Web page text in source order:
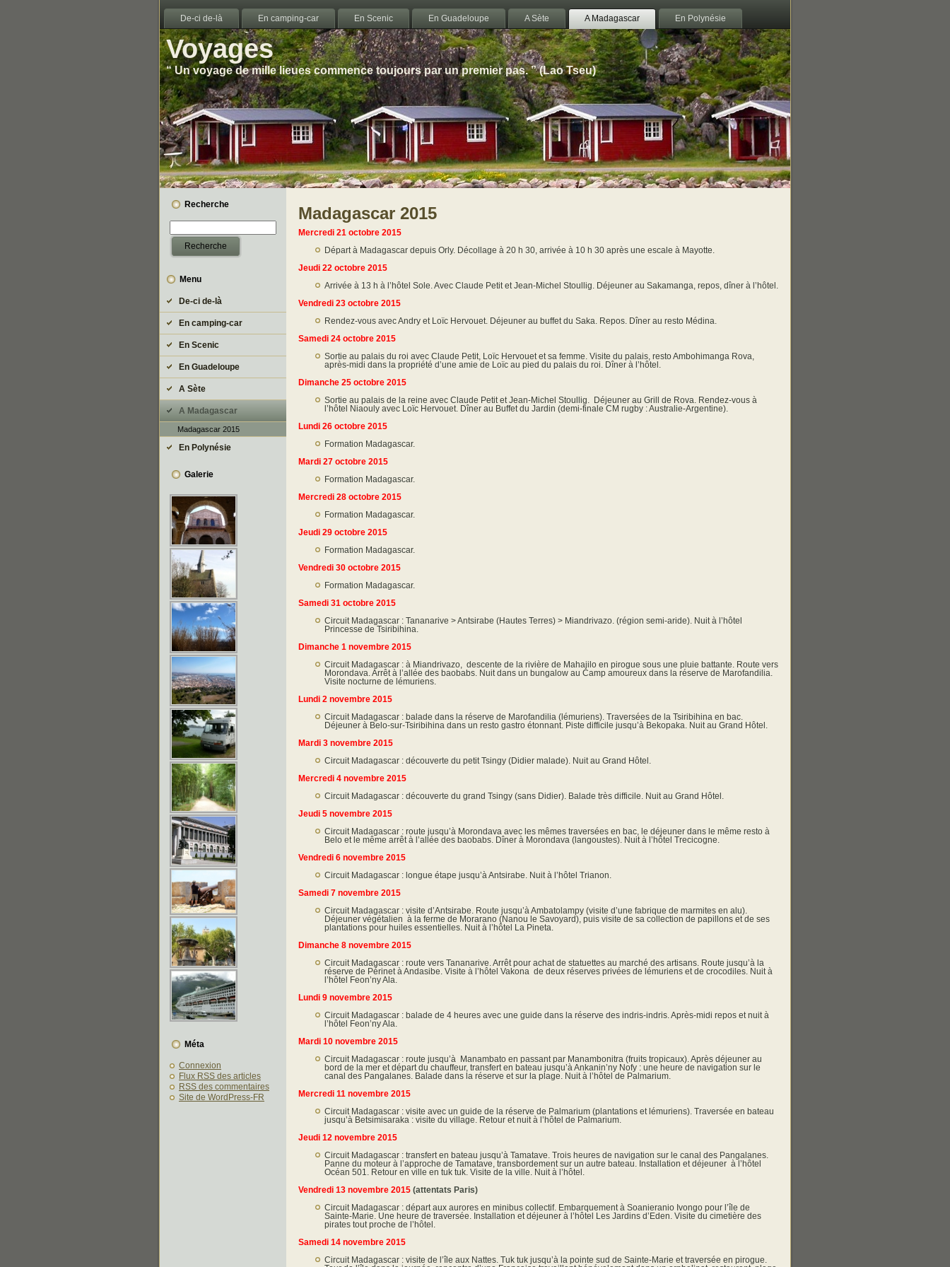
De-ci de-là En camping-car En Scenic En Guadeloupe A Sète A Madagascar En Polynésie
Voyages
“ Un voyage de mille lieues commence toujours par un premier pas. ” (Lao Tseu)
Recherche
Menu
De-ci de-là
En camping-car
En Scenic
En Guadeloupe
A Sète
A Madagascar
Madagascar 2015
En Polynésie
Galerie
Méta
Connexion
Flux RSS des articles
RSS des commentaires
Site de WordPress-FR
Madagascar 2015
Mercredi 21 octobre 2015
Départ à Madagascar depuis Orly. Décollage à 20 h 30, arrivée à 10 h 30 après une escale à Mayotte.
Jeudi 22 octobre 2015
Arrivée à 13 h à l’hôtel Sole. Avec Claude Petit et Jean-Michel Stoullig. Déjeuner au Sakamanga, repos, dîner à l’hôtel.
Vendredi 23 octobre 2015
Rendez-vous avec Andry et Loïc Hervouet. Déjeuner au buffet du Saka. Repos. Dîner au resto Médina.
Samedi 24 octobre 2015
Sortie au palais du roi avec Claude Petit, Loïc Hervouet et sa femme. Visite du palais, resto Ambohimanga Rova,
après-midi dans la propriété d’une amie de Loïc au pied du palais du roi. Dîner à l’hôtel.
Dimanche 25 octobre 2015
Sortie au palais de la reine avec Claude Petit et Jean-Michel Stoullig. Déjeuner au Grill de Rova. Rendez-vous à
l’hôtel Niaouly avec Loïc Hervouet. Dîner au Buffet du Jardin (demi-finale CM rugby : Australie-Argentine).
Lundi 26 octobre 2015
Formation Madagascar.
Mardi 27 octobre 2015
Formation Madagascar.
Mercredi 28 octobre 2015
Formation Madagascar.
Jeudi 29 octobre 2015
Formation Madagascar.
Vendredi 30 octobre 2015
Formation Madagascar.
Samedi 31 octobre 2015
Circuit Madagascar : Tananarive > Antsirabe (Hautes Terres) > Miandrivazo. (région semi-aride). Nuit à l’hôtel
Princesse de Tsiribihina.
Dimanche 1 novembre 2015
Circuit Madagascar : à Miandrivazo, descente de la rivière de Mahajilo en pirogue sous une pluie battante. Route vers
Morondava. Arrêt à l’allée des baobabs. Nuit dans un bungalow au Camp amoureux dans la réserve de Marofandilia.
Visite nocturne de lémuriens.
Lundi 2 novembre 2015
Circuit Madagascar : balade dans la réserve de Marofandilia (lémuriens). Traversées de la Tsiribihina en bac.
Déjeuner à Belo-sur-Tsiribihina dans un resto gastro étonnant. Piste difficile jusqu’à Bekopaka. Nuit au Grand Hôtel.
Mardi 3 novembre 2015
Circuit Madagascar : découverte du petit Tsingy (Didier malade). Nuit au Grand Hôtel.
Mercredi 4 novembre 2015
Circuit Madagascar : découverte du grand Tsingy (sans Didier). Balade très difficile. Nuit au Grand Hôtel.
Jeudi 5 novembre 2015
Circuit Madagascar : route jusqu’à Morondava avec les mêmes traversées en bac, le déjeuner dans le même resto à
Belo et le même arrêt à l’allée des baobabs. Dîner à Morondava (langoustes). Nuit à l’hôtel Trecicogne.
Vendredi 6 novembre 2015
Circuit Madagascar : longue étape jusqu’à Antsirabe. Nuit à l’hôtel Trianon.
Samedi 7 novembre 2015
Circuit Madagascar : visite d’Antsirabe. Route jusqu’à Ambatolampy (visite d’une fabrique de marmites en alu).
Déjeuner végétalien à la ferme de Morarano (Nanou le Savoyard), puis visite de sa collection de papillons et de ses
plantations pour huiles essentielles. Nuit à l’hôtel La Pineta.
Dimanche 8 novembre 2015
Circuit Madagascar : route vers Tananarive. Arrêt pour achat de statuettes au marché des artisans. Route jusqu’à la
réserve de Périnet à Andasibe. Visite à l’hôtel Vakona de deux réserves privées de lémuriens et de crocodiles. Nuit à
l’hôtel Feon’ny Ala.
Lundi 9 novembre 2015
Circuit Madagascar : balade de 4 heures avec une guide dans la réserve des indris-indris. Après-midi repos et nuit à
l’hôtel Feon’ny Ala.
Mardi 10 novembre 2015
Circuit Madagascar : route jusqu’à Manambato en passant par Manambonitra (fruits tropicaux). Après déjeuner au
bord de la mer et départ du chauffeur, transfert en bateau jusqu’à Ankanin’ny Nofy : une heure de navigation sur le
canal des Pangalanes. Balade dans la réserve et sur la plage. Nuit à l’hôtel de Palmarium.
Mercredi 11 novembre 2015
Circuit Madagascar : visite avec un guide de la réserve de Palmarium (plantations et lémuriens). Traversée en bateau
jusqu’à Betsimisaraka : visite du village. Retour et nuit à l’hôtel de Palmarium.
Jeudi 12 novembre 2015
Circuit Madagascar : transfert en bateau jusqu’à Tamatave. Trois heures de navigation sur le canal des Pangalanes.
Panne du moteur à l’approche de Tamatave, transbordement sur un autre bateau. Installation et déjeuner à l’hôtel
Océan 501. Retour en ville en tuk tuk. Visite de la ville. Nuit à l’hôtel.
Vendredi 13 novembre 2015 (attentats Paris)
Circuit Madagascar : départ aux aurores en minibus collectif. Embarquement à Soanieranio Ivongo pour l’île de
Sainte-Marie. Une heure de traversée. Installation et déjeuner à l’hôtel Les Jardins d’Eden. Visite du cimetière des
pirates tout proche de l’hôtel.
Samedi 14 novembre 2015
Circuit Madagascar : visite de l’île aux Nattes. Tuk tuk jusqu’à la pointe sud de Sainte-Marie et traversée en pirogue.